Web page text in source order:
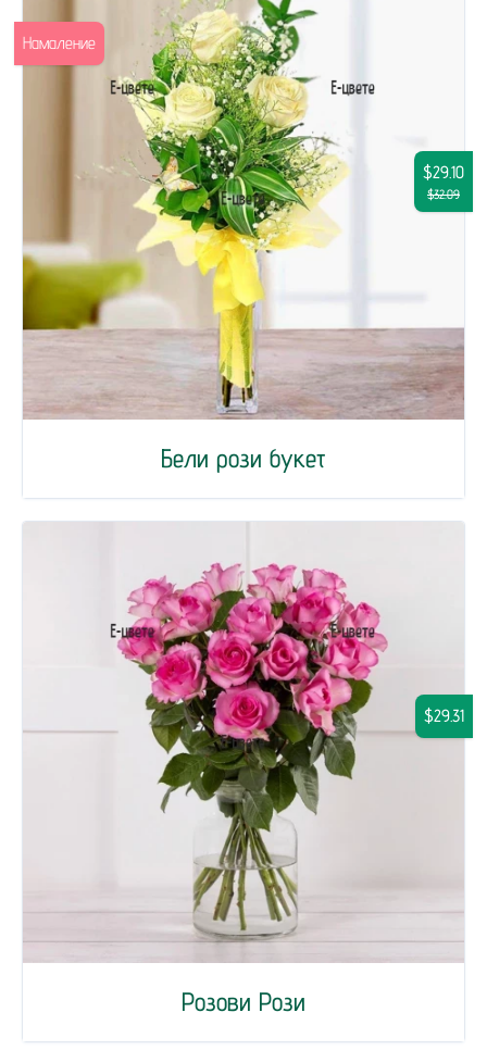
Бели рози букет
$29.10
$32.09
Намаление
Розови Рози
$29.31